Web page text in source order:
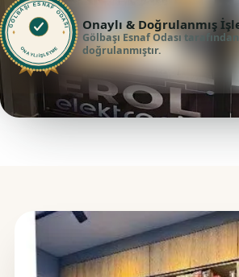
GÖLBAŞI ESNAF ODASI
ONAYLI İŞLETME
Onaylı & Doğrulanmış
Gölbaşı Esnaf Odası tarafından
doğrulanmıştır.